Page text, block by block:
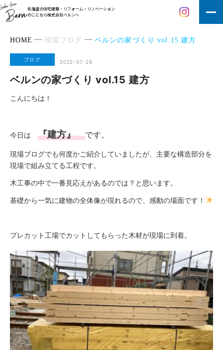
北海道の住宅建築・リフォーム・リノベーション
のことなら株式会社ベルンへ
HOME 現場ブログ ベルンの家づくり vol.15 建方
ブログ 2022-07-26
ベルンの家づくり vol.15 建方
こんにちは！
今日は 『建方』です。
現場ブログでも何度かご紹介していましたが、主要な構造部分を
現場で組み立てる工程です。
木工事の中で一番見応えがあるのでは？と思います。
基礎から一気に建物の全体像が現れるので、感動の場面です！
プレカット工場でカットしてもらった木材が現場に到着。